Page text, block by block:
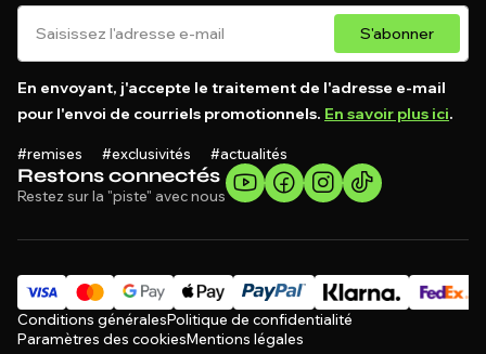
Restons connectés
Restez sur la "piste" avec nous
S'abonner
En envoyant, j'accepte le traitement de l'adresse e-mail
pour l'envoi de courriels promotionnels. En savoir plus ici.
#remises #exclusivités #actualités
Conditions généralesPolitique de confidentialité
Paramètres des cookiesMentions légales